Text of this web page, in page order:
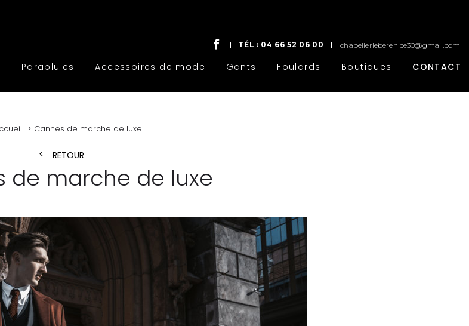
TÉL : 04 66 52 06 00 chapellerieberenice30@gmail.com
Parapluies Accessoires de mode Gants Foulards Boutiques CONTACT
Cannes de marche de luxe
RETOUR
de marche de luxe